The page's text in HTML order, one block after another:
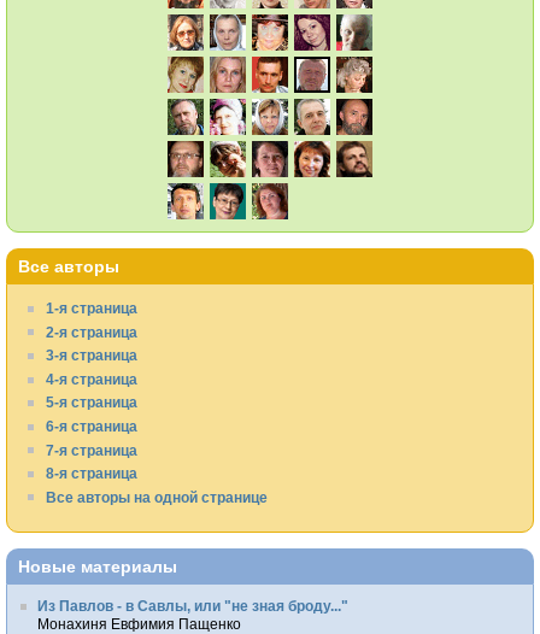
Все авторы
1-я страница
2-я страница
3-я страница
4-я страница
5-я страница
6-я страница
7-я страница
8-я страница
Все авторы на одной странице
Новые материалы
Из Павлов - в Савлы, или "не зная броду..."
Монахиня Евфимия Пащенко